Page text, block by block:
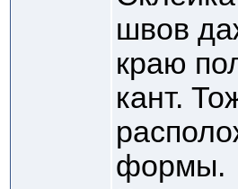
швов
краю
кант.
формы.